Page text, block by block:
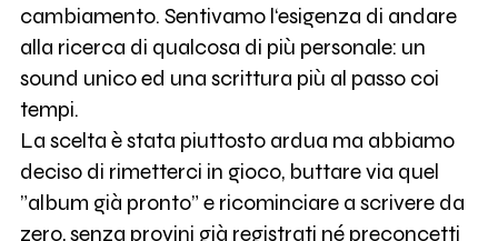
cambiamento. Sentivamo l‘esigenza di andare
alla ricerca di qualcosa di più personale: un
sound unico ed una scrittura più al passo coi
tempi.
La scelta è stata piuttosto ardua ma abbiamo
deciso di rimetterci in gioco, buttare via quel
”album già pronto” e ricominciare a scrivere da
zero, senza provini già registrati né preconcetti